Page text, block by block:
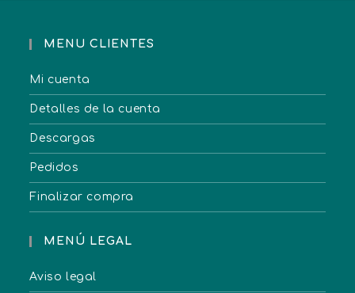
MENU CLIENTES
Mi cuenta
Detalles de la cuenta
Descargas
Pedidos
Finalizar compra
MENÚ LEGAL
Aviso legal